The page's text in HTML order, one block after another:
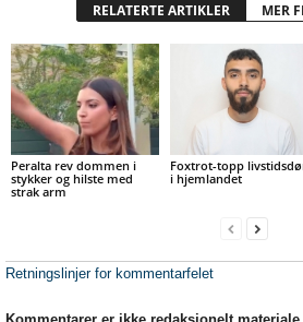
RELATERTE ARTIKLER MER
Peralta rev dommen i
stykker og hilste med
strak arm
Foxtrot-topp
i hjemlandet
Retningslinjer for kommentarfelet